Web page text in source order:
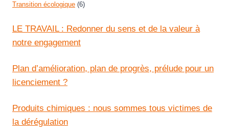
Transition écologique (6)
LE TRAVAIL : Redonner du sens et de la valeur à
notre engagement
Plan d’amélioration, plan de progrès, prélude pour un
licenciement ?
Produits chimiques : nous sommes tous victimes de
la dérégulation